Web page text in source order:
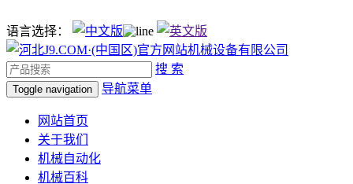
语言选择：
搜 索
Toggle navigation 导航菜单
网站首页
关于我们
机械自动化
机械百科